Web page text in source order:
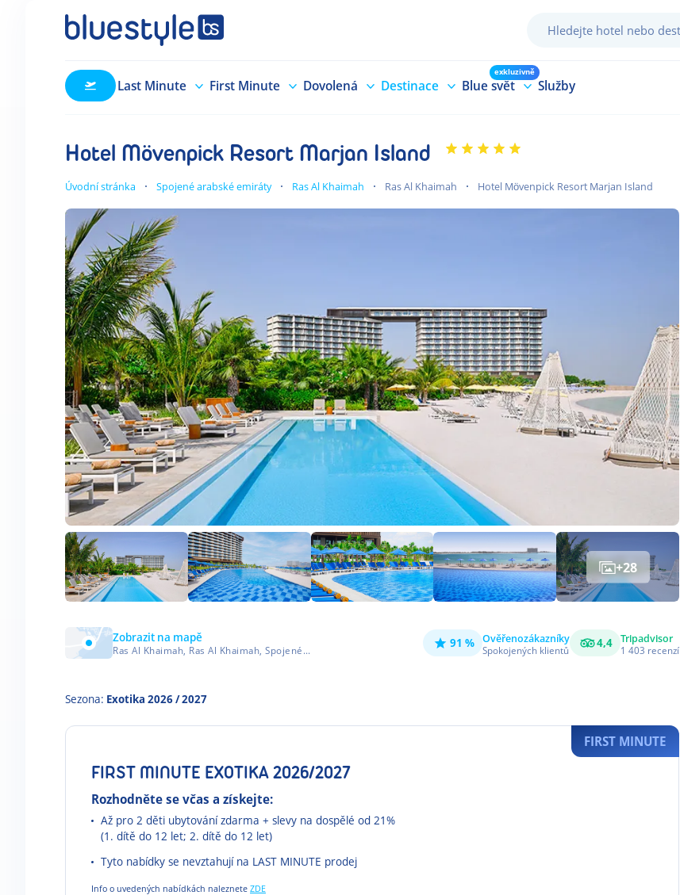
Last Minute First Minute Dovolená Destinace Blue svět
exkluzivně
Služby
Hotel Mövenpick Resort Marjan Island
Úvodní stránka Spojené arabské emiráty Ras Al Khaimah Ras Al Khaimah Hotel Mövenpick Resort Marjan Island
+28
Zobrazit na mapě
Ras Al Khaimah, Ras Al Khaimah, Spojené arabské emiráty 91 % Ověřenozákazníky
Spokojených klientů 4,4 Tripadvisor
1 403 recenzí
Sezona: Exotika 2026 / 2027
FIRST MINUTE EXOTIKA 2026/2027
Rozhodněte se včas a získejte:
Až pro 2 děti ubytování zdarma + slevy na dospělé od 21%
(1. dítě do 12 let; 2. dítě do 12 let)
Tyto nabídky se nevztahují na LAST MINUTE prodej
Info o uvedených nabídkách naleznete ZDE
FIRST MINUTE